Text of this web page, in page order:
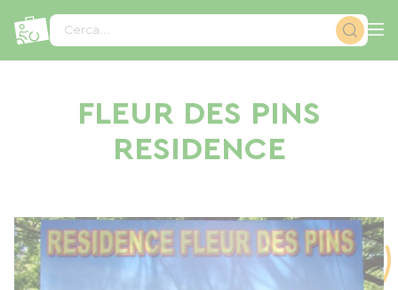
Cerca...
FLEUR DES PINS
RESIDENCE
Pannello di gestione dei cookies